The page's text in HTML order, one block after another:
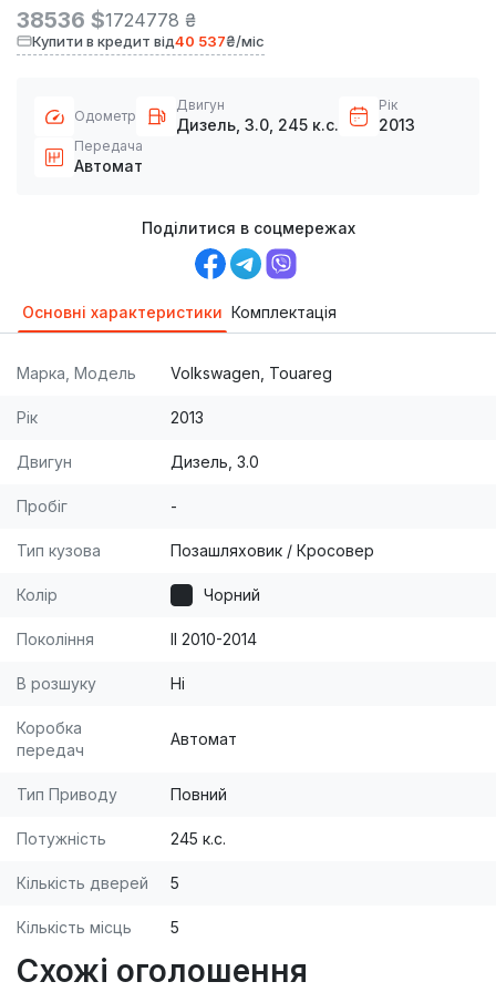
38536 $1724778 ₴
Купити в кредит від40 537₴/міс
Одометр
Двигун
Дизель, 3.0, 245 к.с.
Рік
2013
Передача
Автомат
Поділитися в соцмережах
Основні характеристики Комплектація
Марка, Модель Volkswagen, Touareg
Рік 2013
Двигун Дизель, 3.0
Пробіг -
Тип кузова Позашляховик / Кросовер
Колір Чорний
Покоління II 2010-2014
В розшуку Ні
Коробка
передач
Автомат
Тип Приводу Повний
Потужність 245 к.с.
Кількість дверей 5
Кількість місць 5
Схожі оголошення